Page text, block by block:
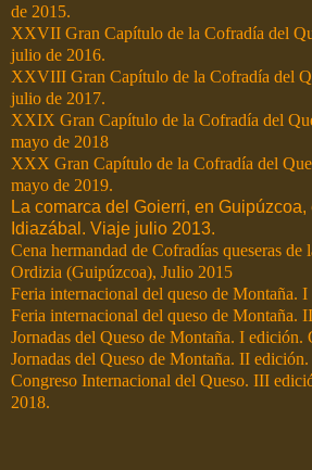
de 2015.
XXVII Gran Capítulo de la Cofradía del
julio de 2016.
XXVIII Gran Capítulo de la Cofradía del
julio de 2017.
XXIX Gran Capítulo de la Cofradía del
mayo de 2018
XXX Gran Capítulo de la Cofradía del
mayo de 2019.
La comarca del Goierri, en
Idiazábal. Viaje julio 2013.
Cena hermandad de Cofradías queseras de
Ordizia (Guipúzcoa), Julio 2015
Feria internacional del queso de Montaña.
Feria internacional del queso de Montaña.
Jornadas del Queso de Montaña. I edición.
Jornadas del Queso de Montaña. II
Congreso Internacional del Queso. III
2018.